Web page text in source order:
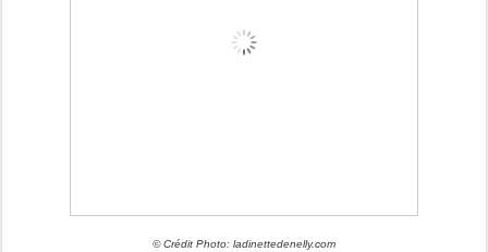
© Crédit Photo: ladinettedenelly.com